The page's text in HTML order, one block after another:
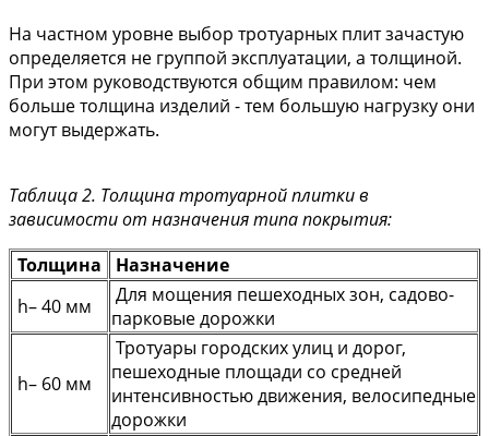
На частном уровне выбор тротуарных плит зачастую
определяется не группой эксплуатации, а толщиной.
При этом руководствуются общим правилом: чем
больше толщина изделий - тем большую нагрузку они
могут выдержать.
Таблица 2. Толщина тротуарной плитки в
зависимости от назначения типа покрытия:
Толщина
Назначение
h– 40 мм
Для мощения пешеходных зон, садово-
парковые дорожки
h– 60 мм
Тротуары городских улиц и дорог,
пешеходные площади со средней
интенсивностью движения, велосипедные
дорожки